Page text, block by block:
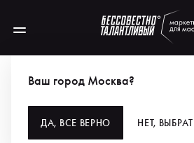
Ваш город Москва?
ДА, ВСЕ ВЕРНО НЕТ,